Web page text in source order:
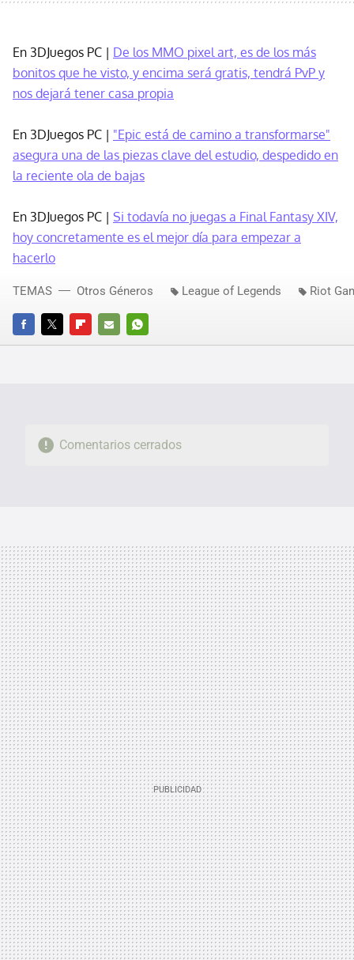
En 3DJuegos PC | De los MMO pixel art, es de los más
bonitos que he visto, y encima será gratis, tendrá PvP y
nos dejará tener casa propia
En 3DJuegos PC | "Epic está de camino a transformarse"
asegura una de las piezas clave del estudio, despedido en
la reciente ola de bajas
En 3DJuegos PC | Si todavía no juegas a Final Fantasy XIV,
hoy concretamente es el mejor día para empezar a
hacerlo
FACEBOOKTWITTERFLIPBOARD
E-
WHATSAPP
TEMAS Otros Géneros League of Legends Riot
Comentarios cerrados